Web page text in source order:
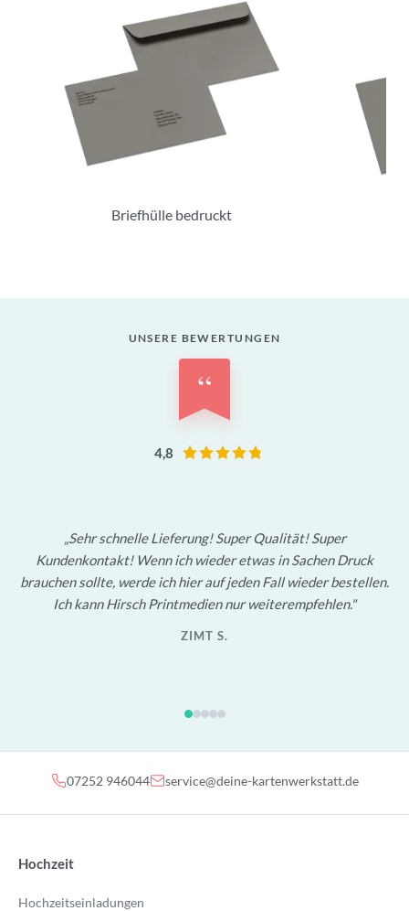
Briefhülle bedruckt
UNSERE BEWERTUNGEN
“
4,8
Sehr schnelle Lieferung! Super Qualität! Super
Kundenkontakt! Wenn ich wieder etwas in Sachen Druck
brauchen sollte, werde ich hier auf jeden Fall wieder bestellen.
Ich kann Hirsch Printmedien nur weiterempfehlen.
ZIMT S.
07252 946044 service@deine-kartenwerkstatt.de
Hochzeit
Hochzeitseinladungen